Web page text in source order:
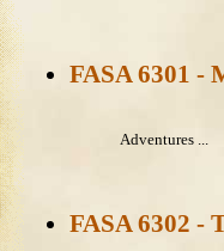
FASA 6301 -
Adventures ...
FASA 6302 -